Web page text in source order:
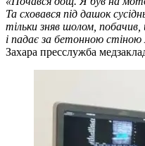
Та сховався під дашок
тільки зняв шолом,
і падає за бетонною стіною
Захара пресслужба